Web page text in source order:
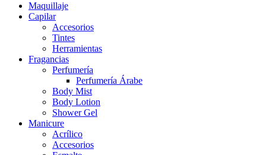
Maquillaje
Capilar
Accesorios
Tintes
Herramientas
Fragancias
Perfumería
Perfumería Árabe
Body Mist
Body Lotion
Shower Gel
Manicure
Acrílico
Accesorios